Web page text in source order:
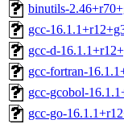
binutils-
gcc-
gcc-d-
gcc-fortran-
gcc-gcobol-
gcc-go-